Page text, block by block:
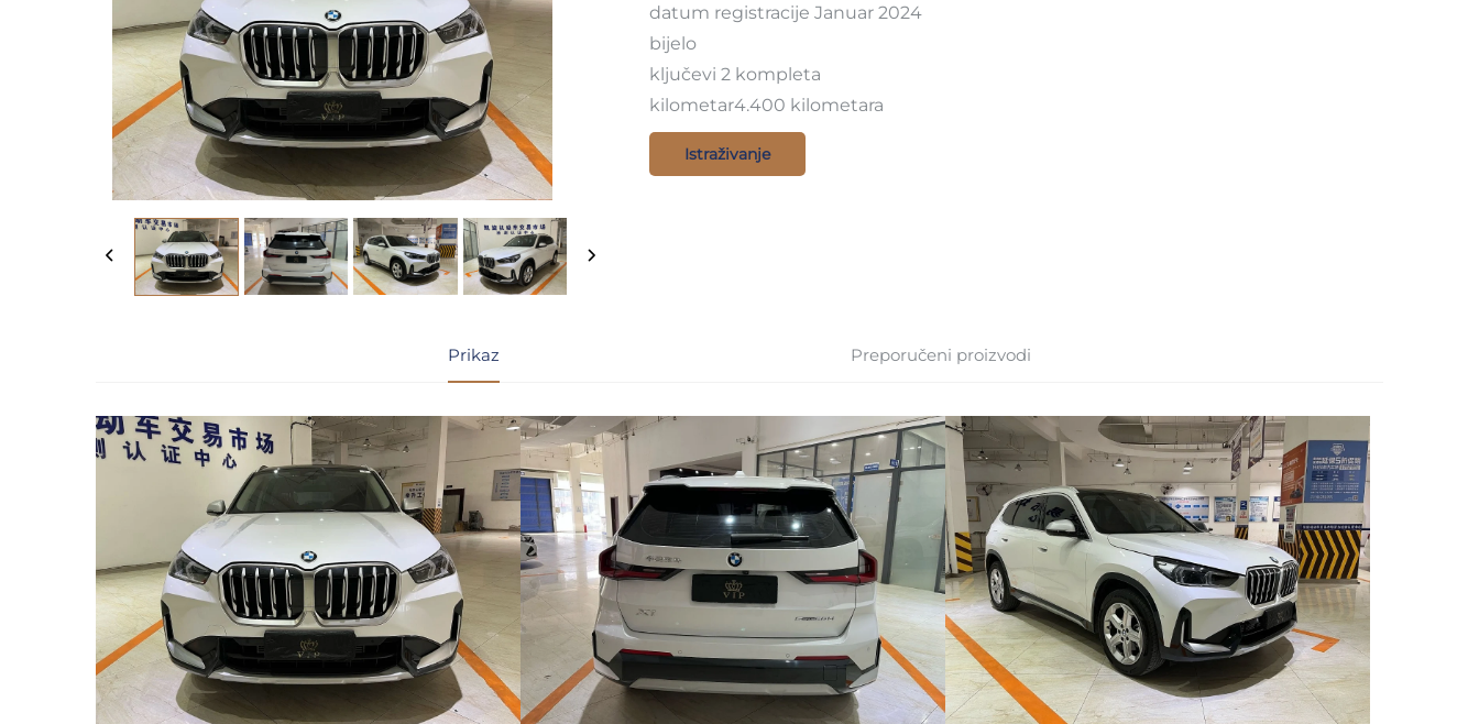
datum registracije Januar 2024
bijelo
ključevi 2 kompleta
kilometar4.400 kilometara
Istraživanje
Prikaz Preporučeni proizvodi